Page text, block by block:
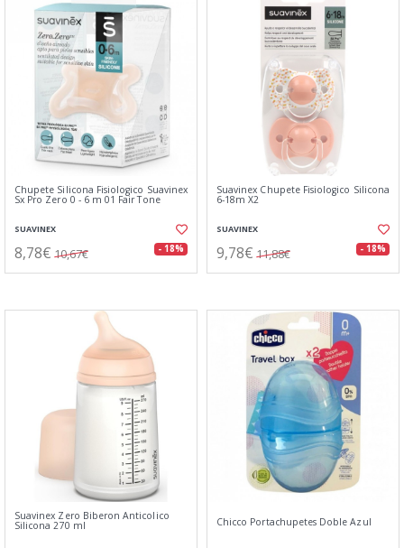
Chupete Silicona Fisiologico Suavinex
Sx Pro Zero 0 - 6 m 01 Fair Tone
SUAVINEX
8,78€ 10,67€ - 18%
Suavinex Chupete Fisiologico Silicona
6-18m X2
SUAVINEX
9,78€ 11,88€ - 18%
Suavinex Zero Biberon Anticolico
Silicona 270 ml Chicco Portachupetes Doble Azul